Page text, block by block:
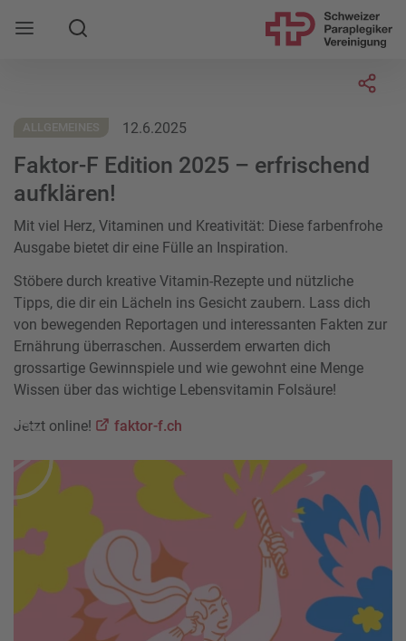
Mobile Navigation öffnen
Suche
ALLGEMEINES 12.6.2025
Faktor-F Edition 2025 – erfrischend
aufklären!
Mit viel Herz, Vitaminen und Kreativität: Diese farbenfrohe
Ausgabe bietet dir eine Fülle an Inspiration.
Stöbere durch kreative Vitamin-Rezepte und nützliche
Tipps, die dir ein Lächeln ins Gesicht zaubern. Lass dich
von bewegenden Reportagen und interessanten Fakten zur
Ernährung überraschen. Ausserdem erwarten dich
grossartige Gewinnspiele und wie gewohnt eine Menge
Wissen über das wichtige Lebensvitamin Folsäure!
Jetzt online! faktor-f.ch